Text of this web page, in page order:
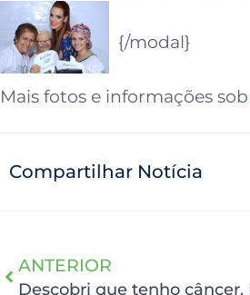
{/modal}
Mais fotos e informações
Compartilhar Notícia
ANTERIOR
Descobri que tenho câncer.